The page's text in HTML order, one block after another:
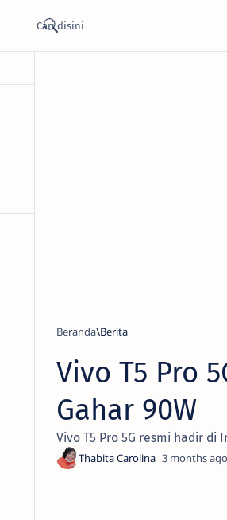
Beranda Berita
Vivo T5 Pro
Gahar 90W
Vivo T5 Pro 5G resmi hadir di
3 months ago